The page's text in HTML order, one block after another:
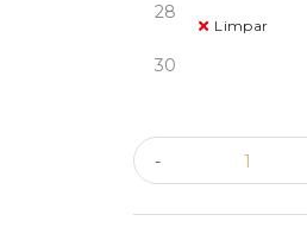
28
30
Limpar